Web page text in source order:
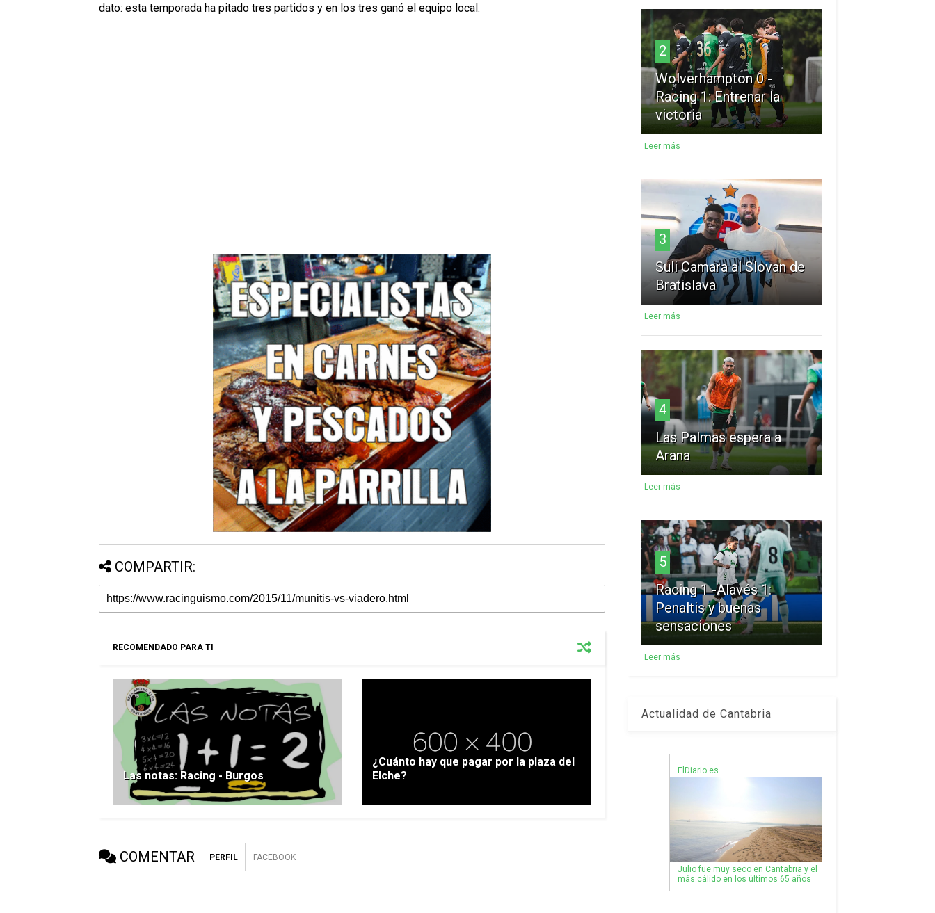
dato: esta temporada ha pitado tres partidos y en los tres ganó el equipo local.
COMPARTIR:
RECOMENDADO PARA TI
Las notas: Racing - Burgos
¿Cuánto hay que pagar por la plaza del
Elche?
COMENTAR PERFIL FACEBOOK
2
Wolverhampton 0 -
Racing 1: Entrenar la
victoria
Leer más
3
Suli Camara al Slovan de
Bratislava
Leer más
4
Las Palmas espera a
Arana
Leer más
5
Racing 1 -Alavés 1:
Penaltis y buenas
sensaciones
Leer más
Actualidad de Cantabria
ElDiario.es
Julio fue muy seco en Cantabria y el
más cálido en los últimos 65 años